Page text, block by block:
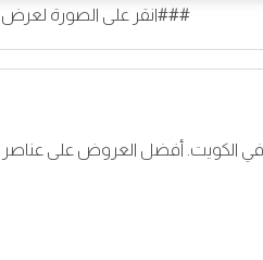
###انقر على الصورة لعرض